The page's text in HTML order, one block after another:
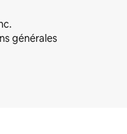
générales